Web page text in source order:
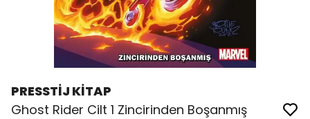
PRESSTİJ KİTAP
Ghost Rider Cilt 1 Zincirinden Boşanmış